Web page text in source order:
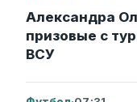
Александра
призовые с
ВСУ